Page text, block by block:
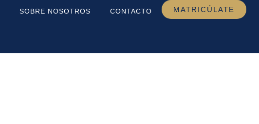
SOBRE NOSOTROS CONTACTO MATRICÚLATE